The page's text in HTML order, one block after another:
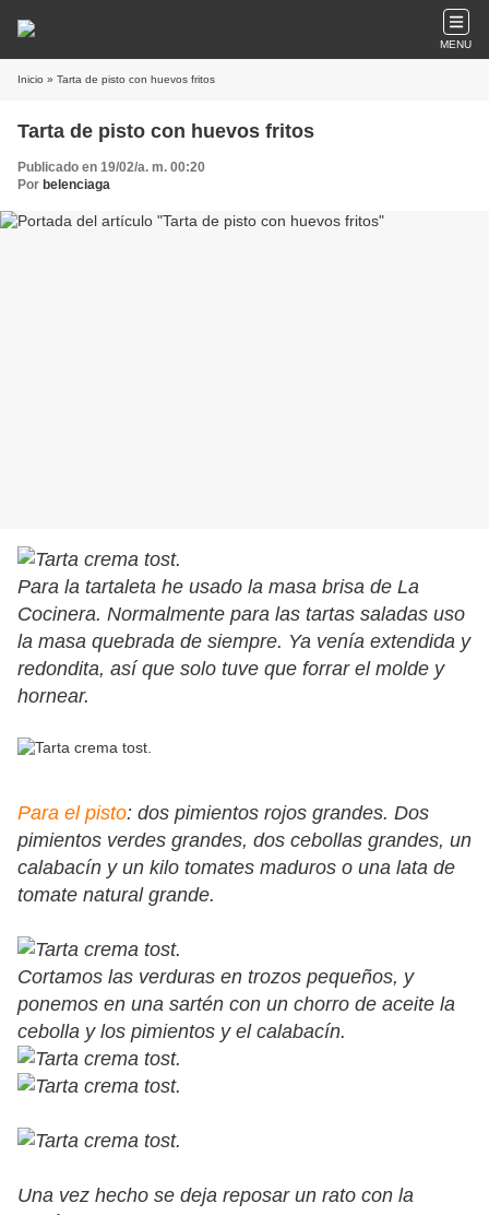
MENU
Inicio » Tarta de pisto con huevos fritos
Tarta de pisto con huevos fritos
Publicado en 19/02/a. m. 00:20
Por belenciaga
Para la tartaleta he usado la masa brisa de La
Cocinera. Normalmente para las tartas saladas uso
la masa quebrada de siempre. Ya venía extendida y
redondita, así que solo tuve que forrar el molde y
hornear.
Para el pisto: dos pimientos rojos grandes. Dos
pimientos verdes grandes, dos cebollas grandes, un
calabacín y un kilo tomates maduros o una lata de
tomate natural grande.
Cortamos las verduras en trozos pequeños, y
ponemos en una sartén con un chorro de aceite la
cebolla y los pimientos y el calabacín.
Una vez hecho se deja reposar un rato con la